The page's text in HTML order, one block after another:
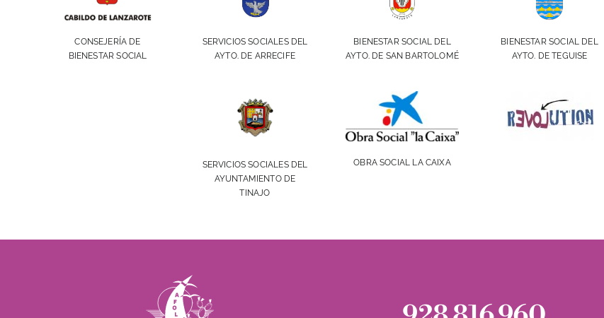
CONSEJERÍA DE
BIENESTAR SOCIAL
SERVICIOS SOCIALES DEL
AYTO. DE ARRECIFE
BIENESTAR SOCIAL DEL
AYTO. DE SAN BARTOLOMÉ
BIENESTAR SOCIAL DEL
AYTO. DE TEGUISE
SERVICIOS SOCIALES DEL
AYUNTAMIENTO DE
TINAJO
OBRA SOCIAL LA CAIXA